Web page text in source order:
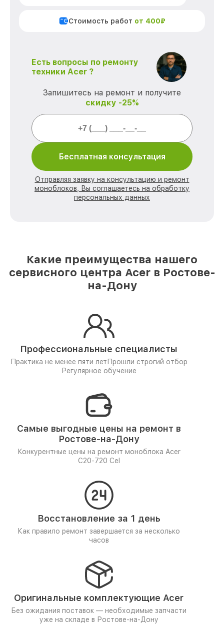
Стоимость работ от 400₽
Есть вопросы по ремонту
техники Acer ?
Запишитесь на ремонт и получите
скидку -25%
Бесплатная консультация
Отправляя заявку на консультацию и ремонт
моноблоков, Вы соглашаетесь на обработку
персональных данных
Какие преимущества нашего
сервисного центра Acer в Ростове-
на-Дону
Профессиональные специалисты
Практика не менее пяти лет Прошли строгий отбор
Регулярное обучение
Самые выгодные цены на ремонт в
Ростове-на-Дону
Конкурентные цены на ремонт моноблока Acer
C20-720 Cel
Восстановление за 1 день
Как правило ремонт завершается за несколько
часов
Оригинальные комплектующие Acer
Без ожидания поставок — необходимые запчасти
уже на складе в Ростове-на-Дону